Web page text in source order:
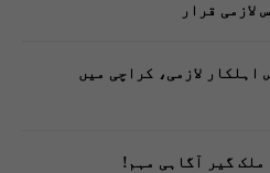
قرار
اہلکار لازمی، کراچی میں
ملک گیر آگاہی مہم!